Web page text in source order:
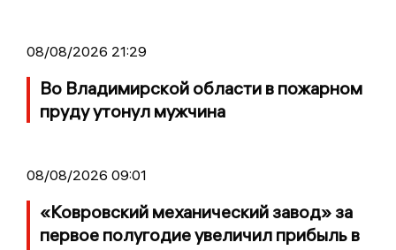
08/08/2026 21:29
Во Владимирской области в пожарном
пруду утонул мужчина
08/08/2026 09:01
«Ковровский механический завод» за
первое полугодие увеличил прибыль в